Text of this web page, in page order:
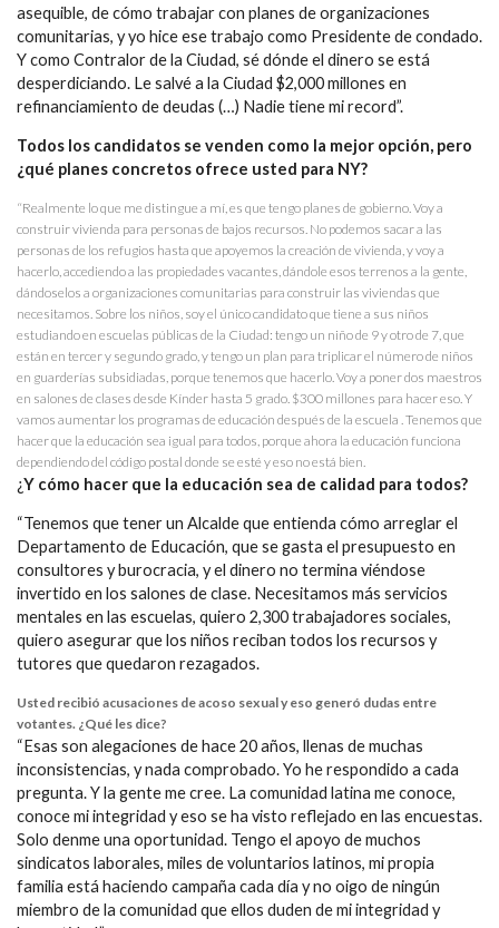
asequible, de cómo trabajar con planes de organizaciones
comunitarias, y yo hice ese trabajo como Presidente de condado.
Y como Contralor de la Ciudad, sé dónde el dinero se está
desperdiciando. Le salvé a la Ciudad $2,000 millones en
refinanciamiento de deudas (…) Nadie tiene mi record”.
Todos los candidatos se venden como la mejor opción, pero
¿qué planes concretos ofrece usted para NY?
“Realmente lo que me distingue a mí, es que tengo planes de gobierno. Voy a
construir vivienda para personas de bajos recursos. No podemos sacar a las
personas de los refugios hasta que apoyemos la creación de vivienda, y voy a
hacerlo, accediendo a las propiedades vacantes, dándole esos terrenos a la gente,
dándoselos a organizaciones comunitarias para construir las viviendas que
necesitamos. Sobre los niños, soy el único candidato que tiene a sus niños
estudiando en escuelas públicas de la Ciudad: tengo un niño de 9 y otro de 7, que
están en tercer y segundo grado, y tengo un plan para triplicar el número de niños
en guarderías subsidiadas, porque tenemos que hacerlo. Voy a poner dos maestros
en salones de clases desde Kínder hasta 5 grado. $300 millones para hacer eso. Y
vamos aumentar los programas de educación después de la escuela . Tenemos que
hacer que la educación sea igual para todos, porque ahora la educación funciona
dependiendo del código postal donde se esté y eso no está bien.
¿Y cómo hacer que la educación sea de calidad para todos?
“Tenemos que tener un Alcalde que entienda cómo arreglar el
Departamento de Educación, que se gasta el presupuesto en
consultores y burocracia, y el dinero no termina viéndose
invertido en los salones de clase. Necesitamos más servicios
mentales en las escuelas, quiero 2,300 trabajadores sociales,
quiero asegurar que los niños reciban todos los recursos y
tutores que quedaron rezagados.
Usted recibió acusaciones de acoso sexual y eso generó dudas entre
votantes. ¿Qué les dice?
“Esas son alegaciones de hace 20 años, llenas de muchas
inconsistencias, y nada comprobado. Yo he respondido a cada
pregunta. Y la gente me cree. La comunidad latina me conoce,
conoce mi integridad y eso se ha visto reflejado en las encuestas.
Solo denme una oportunidad. Tengo el apoyo de muchos
sindicatos laborales, miles de voluntarios latinos, mi propia
familia está haciendo campaña cada día y no oigo de ningún
miembro de la comunidad que ellos duden de mi integridad y